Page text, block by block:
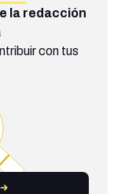
la redacción
con tus